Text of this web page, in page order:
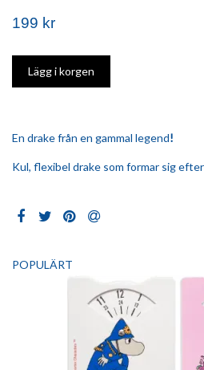
199 kr
En drake från en gammal legend!
Kul, flexibel drake som formar sig
POPULÄRT